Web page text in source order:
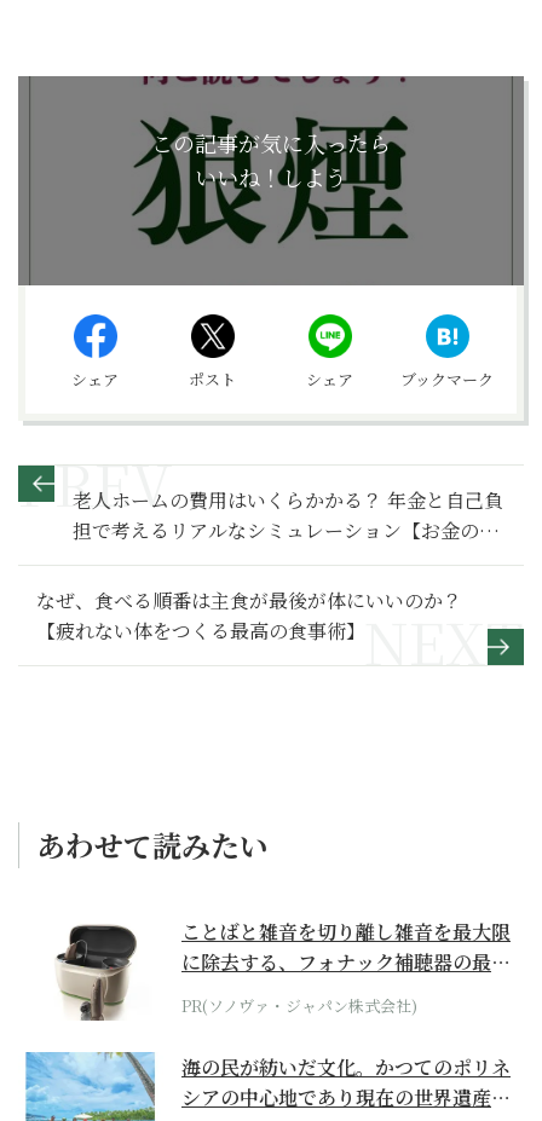
この記事が気に入ったら
いいね！しよう
シェア ポスト シェア ブックマーク
老人ホームの費用はいくらかかる？ 年金と自己負
担で考えるリアルなシミュレーション【お金の学
校】
なぜ、食べる順番は主食が最後が体にいいのか？
【疲れない体をつくる最高の食事術】
あわせて読みたい
ことばと雑音を切り離し雑音を最大限
に除去する、フォナック補聴器の最上
位モデル
PR(ソノヴァ・ジャパン株式会社)
海の民が紡いだ文化。かつてのポリネ
シアの中心地であり現在の世界遺産か